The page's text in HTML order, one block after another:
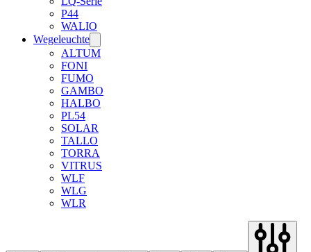
P44
WALIO
Wegeleuchte
ALTUM
FONI
FUMO
GAMBO
HALBO
PL54
SOLAR
TALLO
TORRA
VITRUS
WLF
WLG
WLR